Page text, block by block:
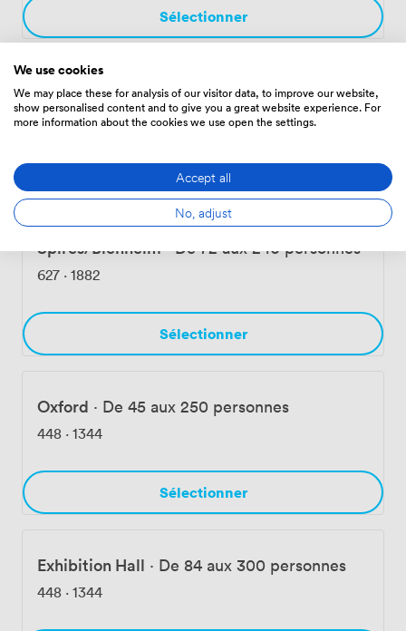
Sélectionner
Spires·De 36 aux 140 personnes
358·1075
Sélectionner
Spires/Blenheim·De 72 aux 240 personnes
627 · 1882
Sélectionner
Oxford · De 45 aux 250 personnes
448 · 1344
Sélectionner
Exhibition Hall · De 84 aux 300 personnes
448 · 1344
We use cookies
We may place these for analysis of our visitor data, to improve our website,
show personalised content and to give you a great website experience. For
more information about the cookies we use open the settings.
Accept all
No, adjust